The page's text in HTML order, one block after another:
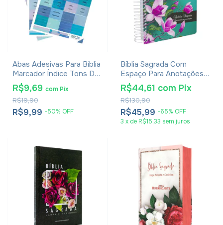
Abas Adesivas Para Bíblia
Marcador Índice Tons De
Azul Pacote Com 3
R$9,99 -50% OFF
R$19,90
R$9,69 comPix
Bíblia Sagrada Com
Espaço Para Anotações
Harpa Avivada E Corinhos
Flores Pink
R$45,99 -65% OFF
R$130,90
R$44,61 com Pix
3 x de R$15,33 sem juros